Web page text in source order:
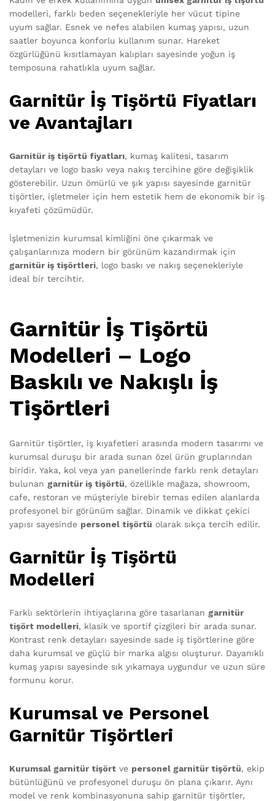
modelleri, farklı beden seçenekleriyle her vücut tipine
uyum sağlar. Esnek ve nefes alabilen kumaş yapısı, uzun
saatler boyunca konforlu kullanım sunar. Hareket
özgürlüğünü kısıtlamayan kalıpları sayesinde yoğun iş
temposuna rahatlıkla uyum sağlar.
Garnitür İş Tişörtü Fiyatları
ve Avantajları
Garnitür iş tişörtü fiyatları, kumaş kalitesi, tasarım
detayları ve logo baskı veya nakış tercihine göre değişiklik
gösterebilir. Uzun ömürlü ve şık yapısı sayesinde garnitür
tişörtler, işletmeler için hem estetik hem de ekonomik bir iş
kıyafeti çözümüdür.
İşletmenizin kurumsal kimliğini öne çıkarmak ve
çalışanlarınıza modern bir görünüm kazandırmak için
garnitür iş tişörtleri, logo baskı ve nakış seçenekleriyle
ideal bir tercihtir.
Garnitür İş Tişörtü
Modelleri – Logo
Baskılı ve Nakışlı İş
Tişörtleri
Garnitür tişörtler, iş kıyafetleri arasında modern tasarımı ve
kurumsal duruşu bir arada sunan özel ürün gruplarından
biridir. Yaka, kol veya yan panellerinde farklı renk detayları
bulunan garnitür iş tişörtü, özellikle mağaza, showroom,
cafe, restoran ve müşteriyle birebir temas edilen alanlarda
profesyonel bir görünüm sağlar. Dinamik ve dikkat çekici
yapısı sayesinde personel tişörtü olarak sıkça tercih edilir.
Garnitür İş Tişörtü
Modelleri
Farklı sektörlerin ihtiyaçlarına göre tasarlanan garnitür
tişört modelleri, klasik ve sportif çizgileri bir arada sunar.
Kontrast renk detayları sayesinde sade iş tişörtlerine göre
daha kurumsal ve güçlü bir marka algısı oluşturur. Dayanıklı
kumaş yapısı sayesinde sık yıkamaya uygundur ve uzun süre
formunu korur.
Kurumsal ve Personel
Garnitür Tişörtleri
Kurumsal garnitür tişört ve personel garnitür tişörtü, ekip
bütünlüğünü ve profesyonel duruşu ön plana çıkarır. Aynı
model ve renk kombinasyonuna sahip garnitür tişörtler,